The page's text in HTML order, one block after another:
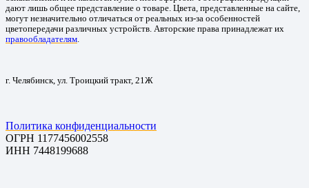
дают лишь общее представление о товаре. Цвета, представленные на сайте,
могут незначительно отличаться от реальных из-за особенностей
цветопередачи различных устройств. Авторские права принадлежат их
правообладателям
г. Челябинск, ул. Троицкий тракт, 21Ж
Политика конфиденциальности
ОГРН 1177456002558
ИНН 7448199688